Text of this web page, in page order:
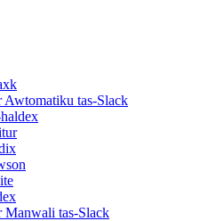
Awtomatiku tas-Slack
Manwali tas-Slack